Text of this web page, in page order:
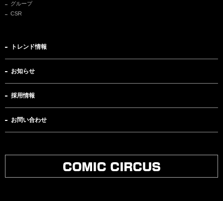
グループ
CSR
トレンド情報
お知らせ
採用情報
お問い合わせ